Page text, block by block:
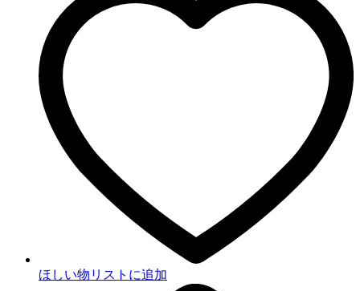
ほしい物リストに追加